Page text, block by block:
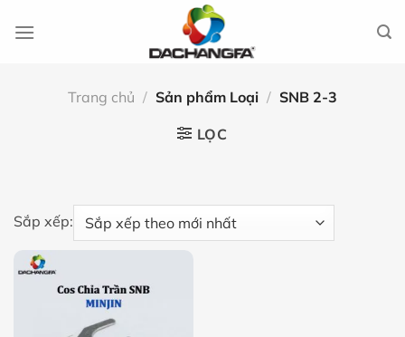
đến
Trang chủ / Sản phẩm Loại / SNB 2-3
LỌC
Sắp xếp: